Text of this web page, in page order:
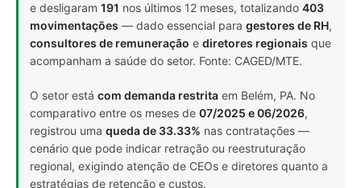
e desligaram 191 nos últimos 12 meses, totalizando 403
movimentações — dado essencial para gestores de RH,
consultores de remuneração e diretores regionais que
acompanham a saúde do setor. Fonte: CAGED/MTE.
O setor está com demanda restrita em Belém, PA. No
comparativo entre os meses de 07/2025 e 06/2026,
registrou uma queda de 33.33% nas contratações —
cenário que pode indicar retração ou reestruturação
regional, exigindo atenção de CEOs e diretores quanto a
estratégias de retenção e custos.